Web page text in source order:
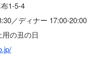
1-5-4
／ディナー 17:00-20:00
の丑の日